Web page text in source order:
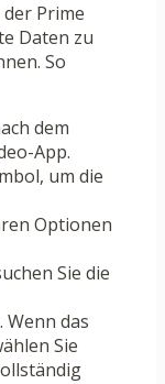
der Prime
Daten zu
So
dem
App.
um die
Optionen
Sie die
. Wenn das
Sie